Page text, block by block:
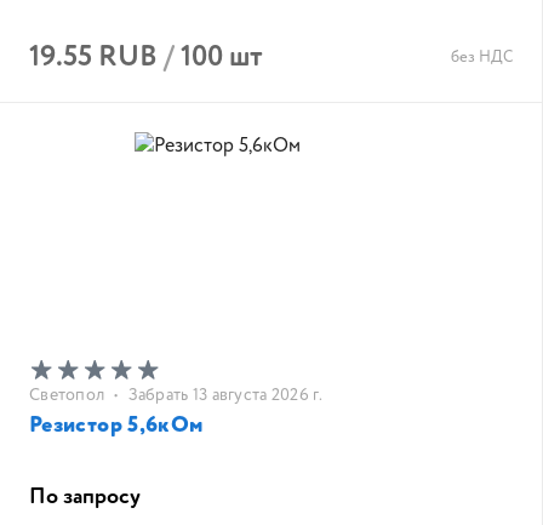
19.55 RUB/100 шт без НДС
Светопол • Забрать 13 августа 2026 г.
Резистор 5,6кОм
По запросу